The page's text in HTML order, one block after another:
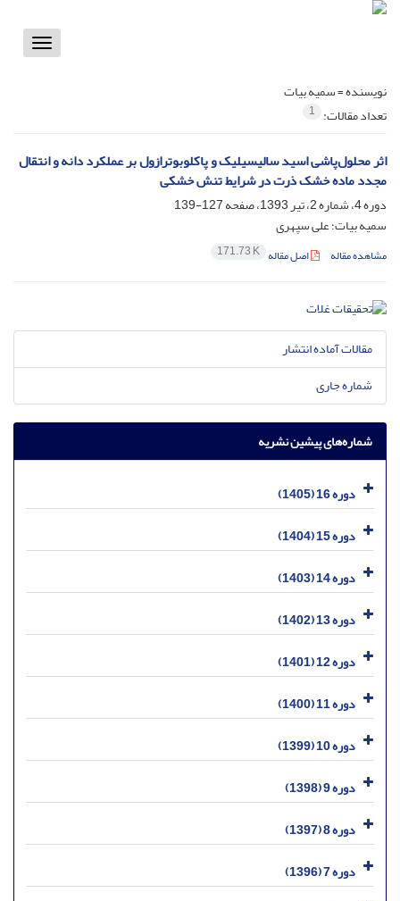
Toggle
نویسنده =سمیه بیات
تعداد مقالات: 1
اثر محلول‌پاشی اسید سالیسیلیک و پاکلوبوترازول بر عملکرد دانه و انتقال
مجدد ماده خشک ذرت در شرایط تنش خشکی
دوره 4، شماره 2، تیر 1393، صفحه
127-139
سمیه بیات؛ علی سپهری
مشاهده مقاله اصل مقاله 171.73 K
مقالات آماده انتشار
شماره جاری
شماره‌های پیشین نشریه
دوره 16 (1405)
دوره 15 (1404)
دوره 14 (1403)
دوره 13 (1402)
دوره 12 (1401)
دوره 11 (1400)
دوره 10 (1399)
دوره 9 (1398)
دوره 8 (1397)
دوره 7 (1396)